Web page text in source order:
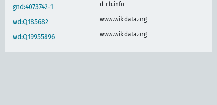
gnd:4073742-1
d-nb.info
wd:Q185682 www.wikidata.org
wd:Q19955896 www.wikidata.org